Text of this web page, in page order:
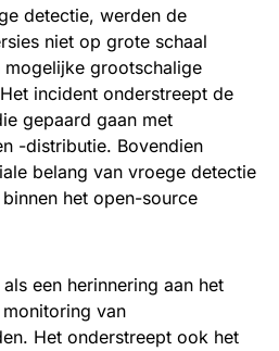
detectie, werden de
niet op grote schaal
grootschalige
incident onderstreept de
gepaard gaan met
-distributie. Bovendien
belang van vroege detectie
het open-source
een herinnering aan het
van
Het onderstreept ook het